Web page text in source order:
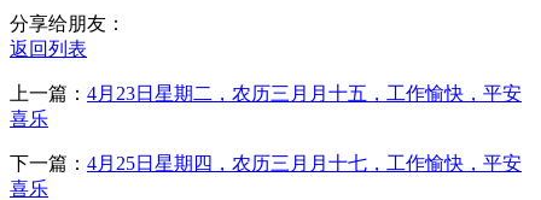
分享给朋友：
返回列表
上一篇： 4月23日星期二，农历三月月十五，工作愉快，平安
喜乐
下一篇： 4月25日星期四，农历三月月十七，工作愉快，平安
喜乐